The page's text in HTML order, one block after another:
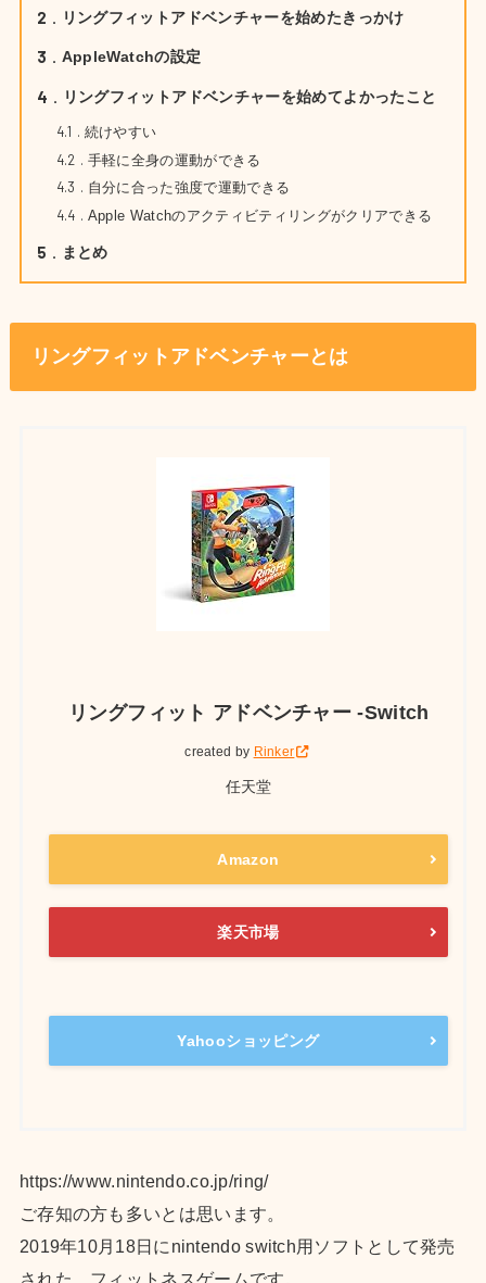
2 リングフィットアドベンチャーを始めたきっかけ
3 AppleWatchの設定
4 リングフィットアドベンチャーを始めてよかったこと
4.1 続けやすい
4.2 手軽に全身の運動ができる
4.3 自分に合った強度で運動できる
4.4 Apple Watchのアクティビティリングがクリアできる
5 まとめ
リングフィットアドベンチャーとは
リングフィット アドベンチャー -Switch
created by Rinker
任天堂
Amazon
楽天市場
Yahooショッピング
https://www.nintendo.co.jp/ring/
ご存知の方も多いとは思います。
2019年10月18日にnintendo switch用ソフトとして発売